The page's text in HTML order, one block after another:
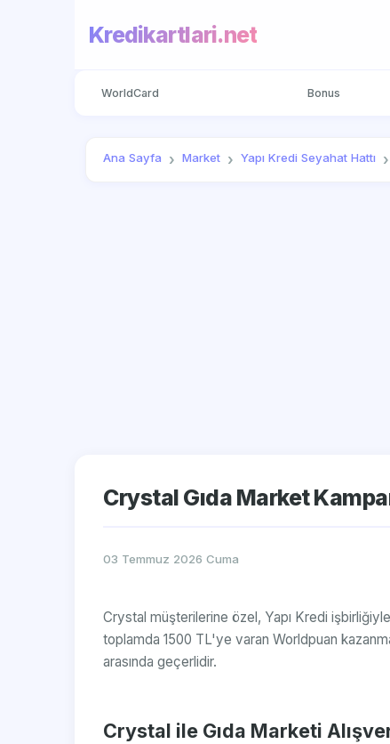
Kredikartlari.net
WorldCard Bonus
Ana Sayfa Market Yapı Kredi Seyahat Hattı
Crystal Gıda Market
03 Temmuz 2026 Cuma
Crystal müşterilerine özel, Yapı Kredi
toplamda 1500 TL'ye varan Worldpuan
arasında geçerlidir.
Crystal ile Gıda Marketi